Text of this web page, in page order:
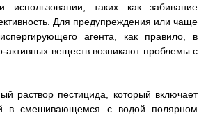
таких как забивание
Для предупреждения или чаще
агента, как правило, в
активных веществ возникают проблемы с
раствор пестицида, который включает
в смешивающемся с водой полярном